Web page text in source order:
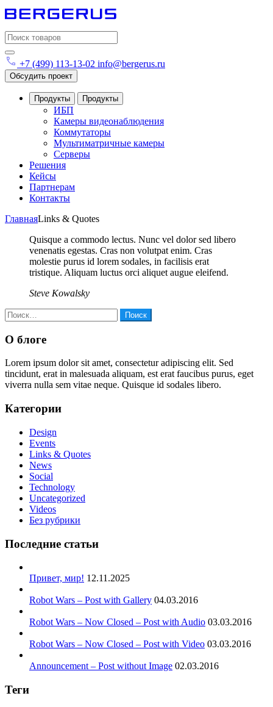
Search
for:
+7 (499) 113-13-02 info@bergerus.ru
Обсудить проект
Продукты Продукты
ИБП
Камеры видеонаблюдения
Коммутаторы
Мультиматричные камеры
Серверы
Решения
Кейсы
Партнерам
Контакты
ГлавнаяLinks & Quotes
Quisque a commodo lectus. Nunc vel dolor sed libero
venenatis egestas. Cras non volutpat enim. Cras
molestie purus id lorem sodales, in facilisis erat
tristique. Aliquam luctus orci aliquet augue eleifend.
Steve Kowalsky
Найти:
О блоге
Lorem ipsum dolor sit amet, consectetur adipiscing elit. Sed
tincidunt, erat in malesuada aliquam, est erat faucibus purus, eget
viverra nulla sem vitae neque. Quisque id sodales libero.
Категории
Design
Events
Links & Quotes
News
Social
Technology
Uncategorized
Videos
Без рубрики
Последние статьи
Привет, мир! 12.11.2025
Robot Wars – Post with Gallery 04.03.2016
Robot Wars – Now Closed – Post with Audio 03.03.2016
Robot Wars – Now Closed – Post with Video 03.03.2016
Announcement – Post without Image 02.03.2016
Теги